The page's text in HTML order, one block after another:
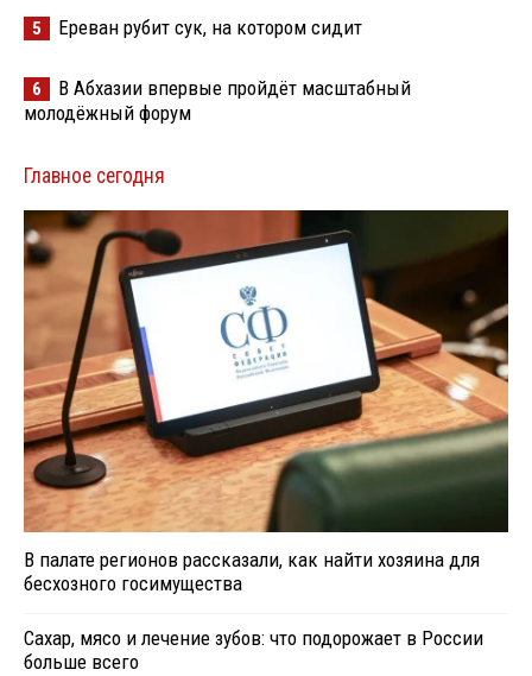
5 Ереван рубит сук, на котором сидит
6
В Абхазии впервые пройдёт масштабный
молодёжный форум
Главное сегодня
В палате регионов рассказали, как найти хозяина для
бесхозного госимущества
Сахар, мясо и лечение зубов: что подорожает в России
больше всего